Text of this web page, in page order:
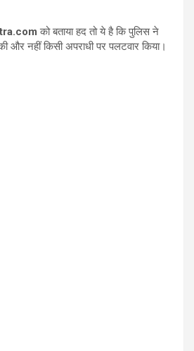
को बताया हद तो ये है कि पुलिस ने
और नहीं किसी अपराधी पर पलटवार किया।